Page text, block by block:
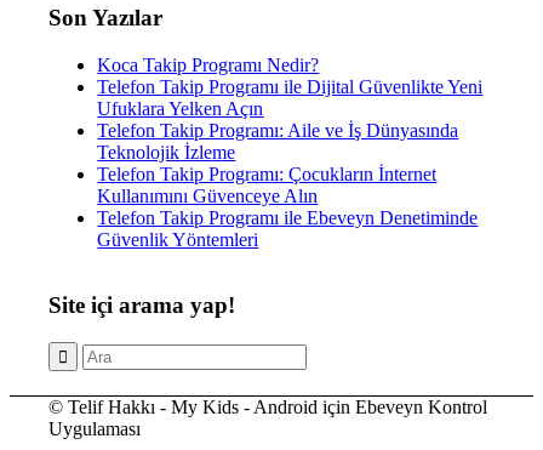
Son Yazılar
Koca Takip Programı Nedir?
Telefon Takip Programı ile Dijital Güvenlikte Yeni
Ufuklara Yelken Açın
Telefon Takip Programı: Aile ve İş Dünyasında
Teknolojik İzleme
Telefon Takip Programı: Çocukların İnternet
Kullanımını Güvenceye Alın
Telefon Takip Programı ile Ebeveyn Denetiminde
Güvenlik Yöntemleri
Site içi arama yap!
© Telif Hakkı - My Kids - Android için Ebeveyn Kontrol
Uygulaması